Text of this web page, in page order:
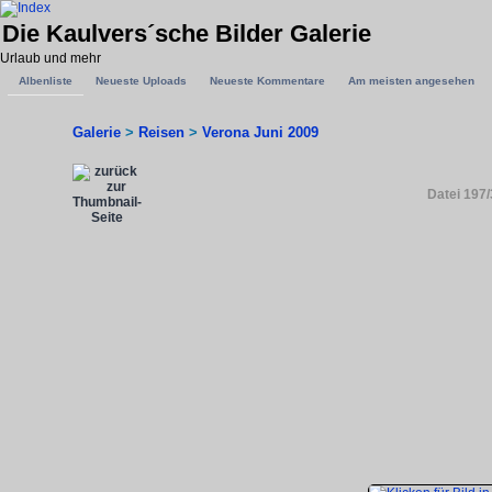
Die Kaulvers´sche Bilder Galerie
Urlaub und mehr
Albenliste Neueste Uploads Neueste Kommentare Am meisten angesehen
Galerie > Reisen > Verona Juni 2009
Datei